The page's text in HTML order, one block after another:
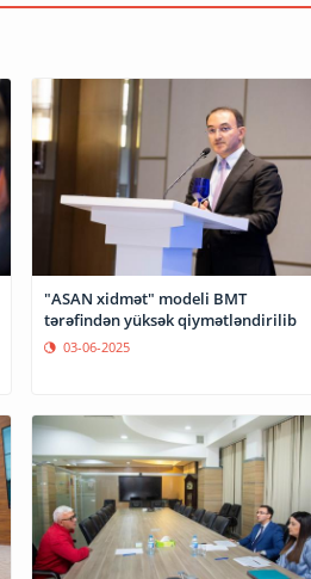
"ASAN xidmət" modeli BMT
tərəfindən yüksək qiymətləndirilib
03-06-2025